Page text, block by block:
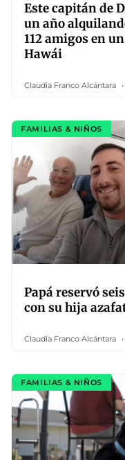
Este capitán de
un año
112 amigos en
Hawái
Claudia Franco Alcántara
FAMILIAS & NIÑOS
Papá reservó
con su hija
Claudia Franco Alcántara
FAMILIAS & NIÑOS